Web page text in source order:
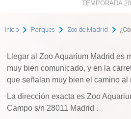
TEMPORADA
Inicio Parques Zoo de Madrid
Llegar al Zoo Aquarium Madrid es
muy bien comunicado, y en la
que señalan muy bien el camino al
La dirección exacta es Zoo
Campo s/n 28011 Madrid .